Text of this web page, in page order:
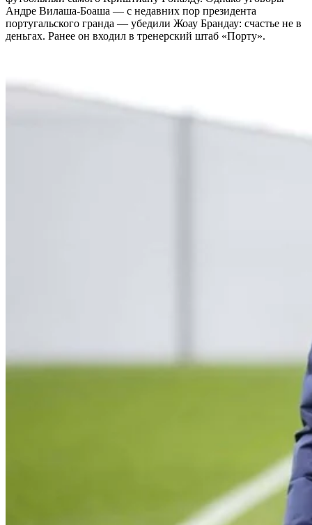
Андре Вилаша-Боаша — с недавних пор президента
португальского гранда — убедили Жоау Брандау: счастье не в
деньгах. Ранее он входил в тренерский штаб «Порту».